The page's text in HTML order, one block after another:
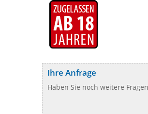
Ihre Anfrage
Haben Sie noch weitere